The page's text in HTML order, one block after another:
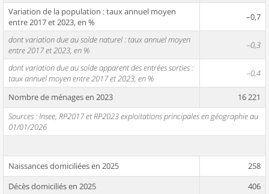
Variation de la population : taux annuel moyen
entre 2017 et 2023, en %
–0,7
dont variation due au solde naturel : taux annuel moyen
entre 2017 et 2023, en %
–0,3
dont variation due au solde apparent des entrées sorties :
taux annuel moyen entre 2017 et 2023, en %
–0,4
Nombre de ménages en 2023
16 221
Sources : Insee, RP2017 et RP2023 exploitations principales en géographie au
01/01/2026
Naissances domiciliées en 2025
258
Décès domiciliés en 2025
406